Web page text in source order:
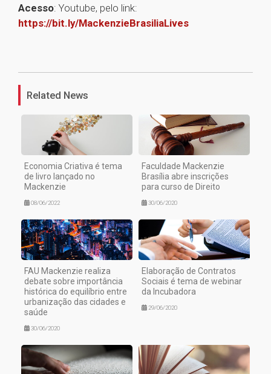
Acesso: Youtube, pelo link:
https://bit.ly/MackenzieBrasiliaLives
Related News
Economia Criativa é tema
de livro lançado no
Mackenzie
08/06/2022
Faculdade Mackenzie
Brasília abre inscrições
para curso de Direito
30/06/2020
FAU Mackenzie realiza
debate sobre importância
histórica do equilíbrio entre
urbanização das cidades e
saúde
30/06/2020
Elaboração de Contratos
Sociais é tema de webinar
da Incubadora
29/06/2020